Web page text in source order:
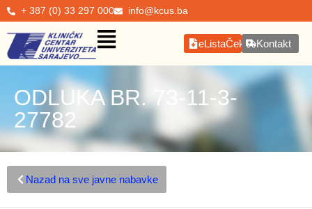
+ 387 (0) 33 297 000 info@kcus.ba
eListaČekanjaKontakt
ODLUKA BR. 73-11-3-
27782
Nazad na sve javne nabavke